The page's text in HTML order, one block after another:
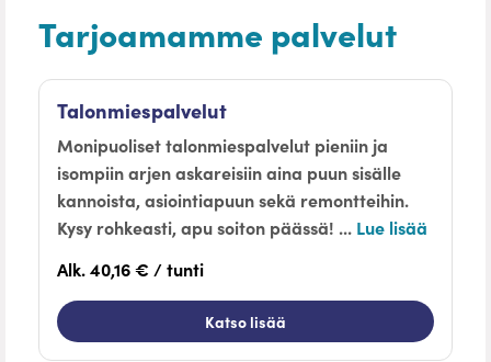
Tarjoamamme palvelut
Talonmiespalvelut
Monipuoliset talonmiespalvelut pieniin ja
isompiin arjen askareisiin aina puun sisälle
kannoista, asiointiapuun sekä remontteihin.
Kysy rohkeasti, apu soiton päässä! ... Lue lisää
Alk. 40,16 € / tunti
Katso lisää